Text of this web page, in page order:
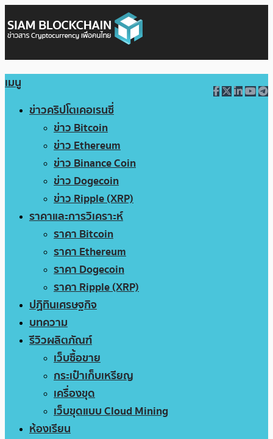
เมนู
ข่าวคริปโตเคอเรนซี่
ข่าว Bitcoin
ข่าว Ethereum
ข่าว Binance Coin
ข่าว Dogecoin
ข่าว Ripple (XRP)
ราคาและการวิเคราะห์
ราคา Bitcoin
ราคา Ethereum
ราคา Dogecoin
ราคา Ripple (XRP)
ปฏิทินเศรษฐกิจ
บทความ
รีวิวผลิตภัณฑ์
เว็บซื้อขาย
กระเป๋าเก็บเหรียญ
เครื่องขุด
เว็บขุดแบบ Cloud Mining
ห้องเรียน